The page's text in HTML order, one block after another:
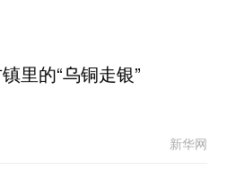
里的“乌铜走银”
新华网